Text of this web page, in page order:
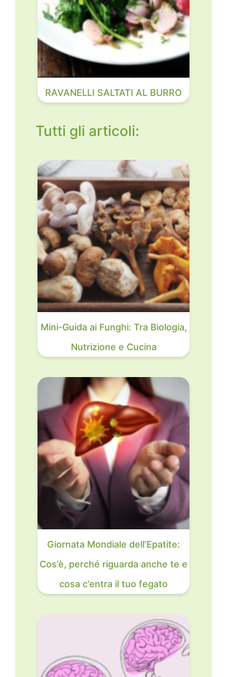
RAVANELLI SALTATI AL BURRO
Tutti gli articoli:
Mini-Guida ai Funghi: Tra Biologia,
Nutrizione e Cucina
Giornata Mondiale dell’Epatite:
Cos’è, perché riguarda anche te e
cosa c’entra il tuo fegato